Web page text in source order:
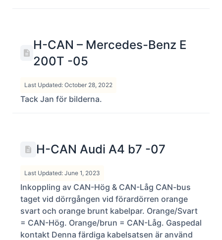
H-CAN – Mercedes-Benz E
200T -05
Last Updated: October 28, 2022
Tack Jan för bilderna.
H-CAN Audi A4 b7 -07
Last Updated: June 1, 2023
Inkoppling av CAN-Hög & CAN-Låg CAN-bus
taget vid dörrgången vid förardörren orange
svart och orange brunt kabelpar. Orange/Svart
= CAN-Hög. Orange/brun = CAN-Låg. Gaspedal
kontakt Denna färdiga kabelsatsen är använd